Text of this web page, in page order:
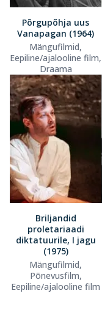
Põrgupõhja uus
Vanapagan (1964)
Mängufilmid,
Eepiline/ajalooline film,
Draama
Briljandid
proletariaadi
diktatuurile, I jagu
(1975)
Mängufilmid,
Põnevusfilm,
Eepiline/ajalooline film